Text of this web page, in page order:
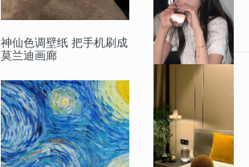
神仙色调壁纸 把手机刷成
莫兰迪画廊